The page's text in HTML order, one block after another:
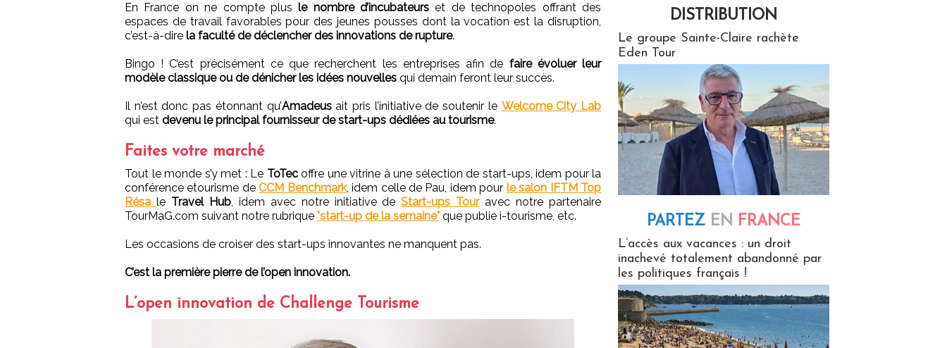
En France on ne compte plusle nombre d’incubateurs et de technopoles offrant des
espaces de travail favorables pour des jeunes pousses dont la vocation est la disruption,
c’est-à-dire la faculté de déclencher des innovations de rupture.
Bingo ! C’est précisément ce que recherchent les entreprises afin de faire évoluer leur
modèle classique ou de dénicher les idées nouvelles qui demain feront leur succès.
Il n’est donc pas étonnant qu’Amadeusait pris l’initiative de soutenir le Welcome City Lab
qui est devenu le principal fournisseur de start-ups dédiées au tourisme.
Faites votre marché
Tout le monde s’y met : Le ToTecoffre une vitrine à une sélection de start-ups, idem pour la
conférence etourisme deCCM Benchmark, idem celle de Pau, idem pour le salon IFTM Top
Résa le Travel Hub, idem avec notre initiative deStart-ups Touravec notre partenaire
TourMaG.com suivant notre rubrique "start-up de la semaine" que publie i-tourisme, etc.
Les occasions de croiser des start-ups innovantes ne manquent pas.
C’est la première pierre de l’open innovation.
L’open innovation de Challenge Tourisme
DISTRIBUTION
Le groupe Sainte-Claire rachète
Eden Tour
PARTEZ EN FRANCE
L’accès aux vacances : un droit
inachevé totalement abandonné par
les politiques français !